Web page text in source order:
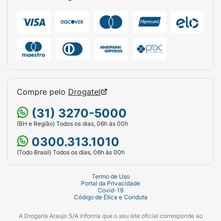
arejado e protegido da luz solar direta.
Ficha Técnica:
Linha:Brasil.
Tamanho:35/36.
Cor da Palmilha:Branco.
Detalhes Especiais:Pin da Bandeira do
Brasil na tira e listras verde/amarelo na
lateral da sola.
Compre pelo Drogatel
(31) 3270-5000
(BH e Região) Todos os dias, 06h às 00h
0300.313.1010
(Todo Brasil) Todos os dias, 06h às 00h
Termo de Uso
Portal da Privacidade
Covid-19
Código de Ética e Conduta
A Drogaria Araujo S/A informa que o seu site oficial corresponde ao